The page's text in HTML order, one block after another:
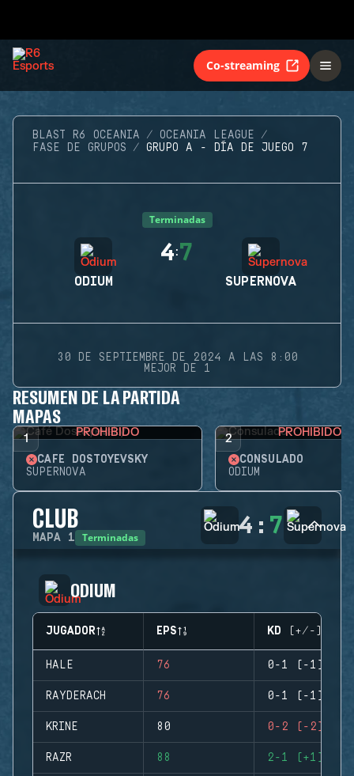
Co-streaming
BLAST R6 OCEANIA
OCEANIA LEAGUE
FASE DE GRUPOS
GRUPO A - DÍA DE JUEGO 7
Terminadas
ODIUM
4:7
SUPERNOVA
30 DE SEPTIEMBRE DE 2024 A LAS 8:00
MEJOR DE 1
RESUMEN DE LA PARTIDA
MAPAS
1 PROHIBIDO
CAFÉ DOSTOYEVSKY
SUPERNOVA
2 PROHIBIDO
CONSULADO
ODIUM
CLUB
MAPA 1 Terminadas 4 : 7
ODIUM
JUGADOR EPS KD (+/-)
HALE 76 0-1 (-1)
RAYDERACH 76 0-1 (-1)
KRINE 80 0-2 (-2)
RAZR 88 2-1 (+1)